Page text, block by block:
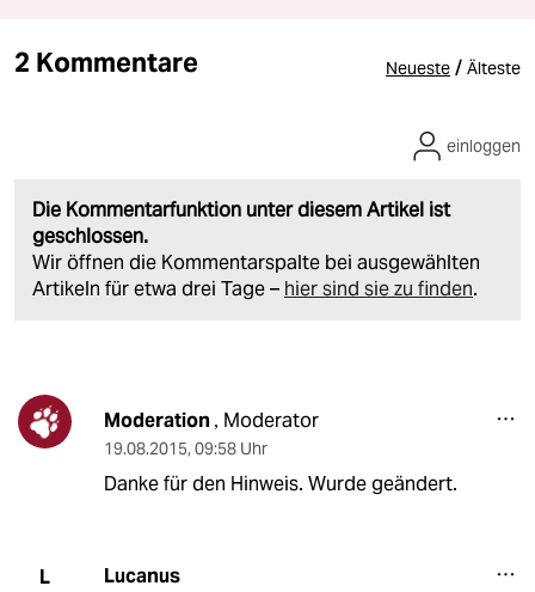
2 Kommentare Neueste / Älteste
Die Kommentarfunktion unter diesem Artikel ist
geschlossen.
Wir öffnen die Kommentarspalte bei ausgewählten
Artikeln für etwa drei Tage – hier sind sie zu finden.
einloggen
Moderation , Moderator
19.08.2015, 09:58 Uhr
Danke für den Hinweis. Wurde geändert.
L Lucanus